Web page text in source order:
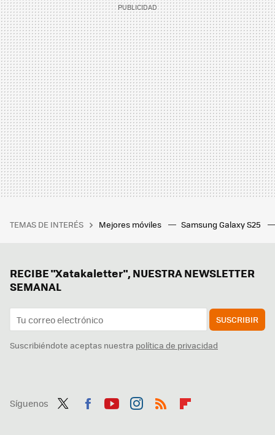
TEMAS DE INTERÉS Mejores móviles Samsung Galaxy S25
RECIBE "Xatakaletter", NUESTRA NEWSLETTER
SEMANAL
SUSCRIBIR
Suscribiéndote aceptas nuestra política de privacidad
Síguenos